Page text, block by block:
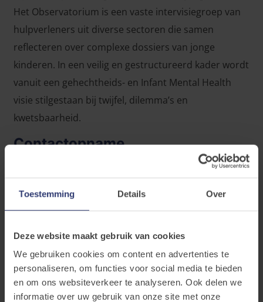
Toestemming Details Over
Deze website maakt gebruik van cookies
We gebruiken cookies om content en advertenties te
personaliseren, om functies voor social media te bieden
en om ons websiteverkeer te analyseren. Ook delen we
informatie over uw gebruik van onze site met onze
Het Observatorium is een vaste intervisiegroep van
hulpverleners uit diverse sectoren die samen
reflecteren over complexe dossiers van jonge
kinderen. In een veilig en gestructureerd kader wordt
vanuit een gehechtheids- en Infant Mental Health
visie stilgestaan bij twijfel, dilemma’s en
kwetsbaarheid.
Contactopname
Heb je een ingewikkelde en verontrustende casus.
Neem contact op met Ines Dirckx. Zij bespreekt met
Extra info
Een overzicht van alle intervisiemomenten van dit
jaar vind je in dezeflyer.